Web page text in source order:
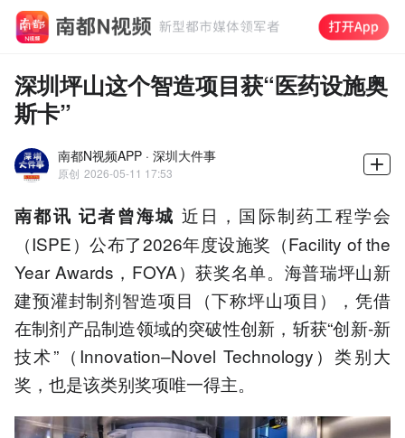
深圳坪山这个智造项目获“医药设施奥
斯卡”
南都N视频APP · 深圳大件事
原创 2026-05-11 17:53
南都讯 记者曾海城 近日，国际制药工程学会
（ISPE）公布了2026年度设施奖（Facility of the
Year Awards，FOYA）获奖名单。海普瑞坪山新
建预灌封制剂智造项目（下称坪山项目），凭借
在制剂产品制造领域的突破性创新，斩获“创新-新
技术”（Innovation–Novel Technology）类别大
奖，也是该类别奖项唯一得主。